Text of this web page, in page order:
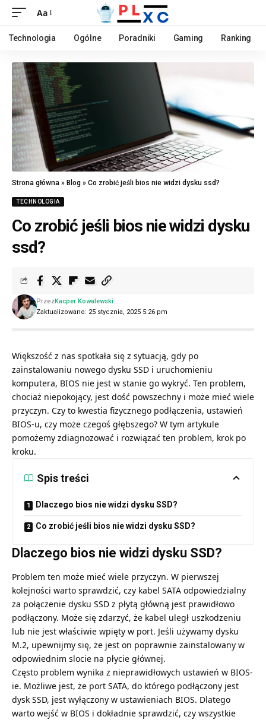
Aa
Technologia Ogólne Poradniki Gaming Ranking
Strona główna » Blog » Co zrobić jeśli bios nie widzi dysku ssd?
TECHNOLOGIA
Co zrobić jeśli bios nie widzi dysku
ssd?
Zaktualizowano: 25 stycznia, 2025 5:26 pm
PrzezKacper Kowalewski
Większość z nas spotkała się z sytuacją, gdy po
zainstalowaniu nowego dysku SSD i uruchomieniu
komputera, BIOS nie jest w stanie go wykryć. Ten problem,
chociaż niepokojący, jest dość powszechny i może mieć wiele
przyczyn. Czy to kwestia fizycznego podłączenia, ustawień
BIOS-u, czy może czegoś głębszego? W tym artykule
pomożemy zdiagnozować i rozwiązać ten problem, krok po
kroku.
Spis treści
Dlaczego bios nie widzi dysku SSD?
Co zrobić jeśli bios nie widzi dysku SSD?
Dlaczego bios nie widzi dysku SSD?
Problem ten może mieć wiele przyczyn. W pierwszej
kolejności warto sprawdzić, czy kabel SATA odpowiedzialny
za połączenie dysku SSD z płytą główną jest prawidłowo
podłączony. Może się zdarzyć, że kabel uległ uszkodzeniu
lub nie jest właściwie wpięty w port. Jeśli używamy dysku
M.2, upewnijmy się, że jest on poprawnie zainstalowany w
odpowiednim slocie na płycie głównej.
Często problem wynika z nieprawidłowych ustawień w BIOS-
ie. Możliwe jest, że port SATA, do którego podłączony jest
dysk SSD, jest wyłączony w ustawieniach BIOS. Dlatego
warto wejść w BIOS i dokładnie sprawdzić, czy wszystkie